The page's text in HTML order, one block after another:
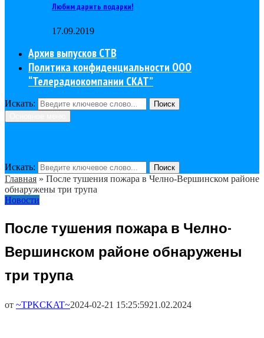
Любим дарить подарки!
17.09.2019
Архив выпусков СТВ
Политика конфиденциальности ООО
“Телерадиокомпании СКАТ”
Искать:
Поиск
Искать: Поиск
Главная » После тушения пожара в Челно-Вершинском районе
обнаружены три трупа
Новости
После тушения пожара в Челно-
Вершинском районе обнаружены
три трупа
от ~TPKCKAT~2024-02-21 15:25:5921.02.2024